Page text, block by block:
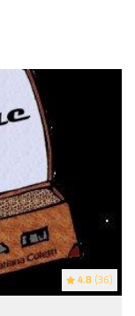
4.8 (36)